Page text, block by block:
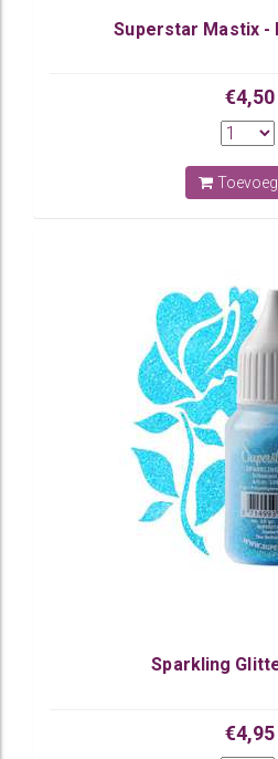
Superstar Mastix -
€4,50
Sparkling
€4,95